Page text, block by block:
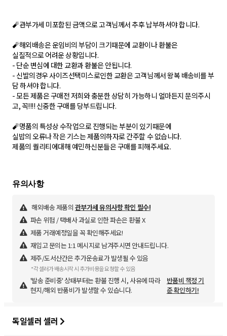
🧨관부가세 미포함된 금액으로 고객님께서 추후 납부하셔야 합니다.
🧨해외배송은 운임비의 부담이 크기때문에 교환이나 환불은
실질적으로 어려운 상황입니다.
- 단순 변심에 대한 교환과 환불은 안됩니다.
- 신발의경우 사이즈선택미스로인한 교환은 고객님께서 왕복 배송비를 부
담 하셔야 합니다.
- 모든 제품은 구매전 저희와 충분한 상담히 가능하니 얼마든지 문의주시
고, 꼭!!!! 신중한 구매를 당부드립니다.
🧨명품의 특성상 수작업으로 진행되는 부분이 있기때문에
실밥의 오류나 작은 기스는 제품의하자로 간주할 수 없습니다.
제품의 퀄리티에대해 예민하신분들은 구매를 피해주세요.
유의사항
해외배송 제품의 관부가세 유의사항 확인 필수!
파손 위험 / 택배사 과실로 인한 파손은 환불 X
제품 거래예정일을 꼭 확인해주세요!
재입고 문의는 1:1 메시지로 남겨주시면 안내드립니다.
제주/도서산간은 추가운송료가 발생될 수 있음
*각 셀러가 배송시작 시 추가비용을 요청할 수 있음
'발송 준비중' 상태부터는 환불 진행 시, 사유에 따라
현지/해외 반품비가 발생할 수 있습니다.
반품비 책정 기
준 확인하기!
독일셀러 셀러